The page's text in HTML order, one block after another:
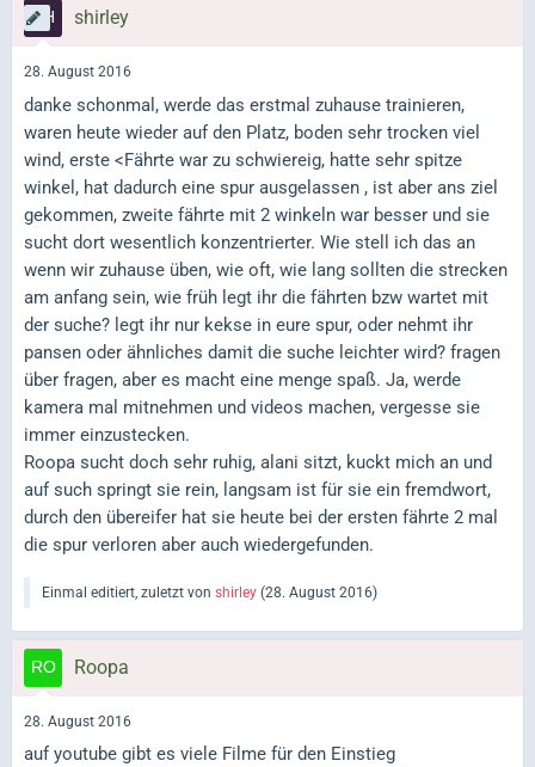
shirley
28. August 2016
danke schonmal, werde das erstmal zuhause trainieren,
waren heute wieder auf den Platz, boden sehr trocken viel
wind, erste <Fährte war zu schwiereig, hatte sehr spitze
winkel, hat dadurch eine spur ausgelassen , ist aber ans ziel
gekommen, zweite fährte mit 2 winkeln war besser und sie
sucht dort wesentlich konzentrierter. Wie stell ich das an
wenn wir zuhause üben, wie oft, wie lang sollten die strecken
am anfang sein, wie früh legt ihr die fährten bzw wartet mit
der suche? legt ihr nur kekse in eure spur, oder nehmt ihr
pansen oder ähnliches damit die suche leichter wird? fragen
über fragen, aber es macht eine menge spaß. Ja, werde
kamera mal mitnehmen und videos machen, vergesse sie
immer einzustecken.
Roopa sucht doch sehr ruhig, alani sitzt, kuckt mich an und
auf such springt sie rein, langsam ist für sie ein fremdwort,
durch den übereifer hat sie heute bei der ersten fährte 2 mal
die spur verloren aber auch wiedergefunden.
Einmal editiert, zuletzt von shirley (28. August 2016)
Roopa
28. August 2016
auf youtube gibt es viele Filme für den Einstieg